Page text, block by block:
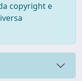
copyright e